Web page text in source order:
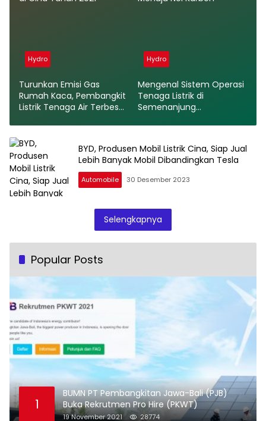
Hydro
Turunkan Emisi Gas
Rumah Kaca, Pembangkit
Listrik Tenaga Air Terbesar
di Cina Tahun 2021
Hydro
Mengenal Sistem Operasi
Tenaga Listrik di
Semenanjung
Menuju Nol Karbon
BYD, Produsen Mobil Listrik Cina, Siap Jual
Lebih Banyak Mobil Dibandingkan Tesla
Automobile 30 Desember 2023
Selengkapnya
Popular Posts
1
BUMN PT Pembangkitan Jawa-Bali (PJB)
Buka Rekrutmen Pro Hire (PKWT)
19 November 2021 28774